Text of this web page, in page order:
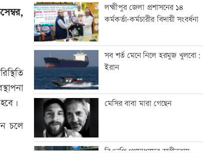
চলে
লক্ষ্মীপুর জেলা প্রশাসনের ১৪
কর্মকর্তা-কর্মচারীর বিদায়ী সংবর্ধনা
সব শর্ত মেনে নিলে হরমুজ খুলবো:
ইরান
মেসির বাবা মারা গেছেন
বিএনপি গণমাধ্যমের স্বাধীনতায়